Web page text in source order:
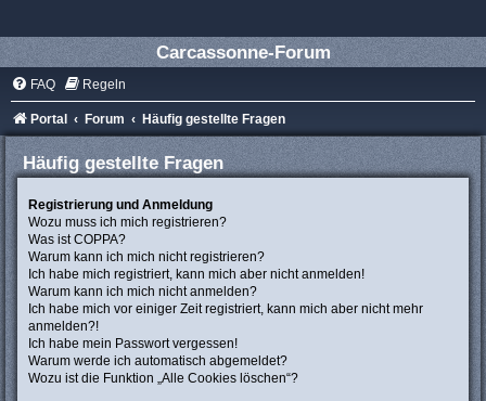
Carcassonne-Forum
FAQ Regeln
Portal Forum Häufig gestellte Fragen
Häufig gestellte Fragen
Registrierung und Anmeldung
Wozu muss ich mich registrieren?
Was ist COPPA?
Warum kann ich mich nicht registrieren?
Ich habe mich registriert, kann mich aber nicht anmelden!
Warum kann ich mich nicht anmelden?
Ich habe mich vor einiger Zeit registriert, kann mich aber nicht mehr
anmelden?!
Ich habe mein Passwort vergessen!
Warum werde ich automatisch abgemeldet?
Wozu ist die Funktion „Alle Cookies löschen“?